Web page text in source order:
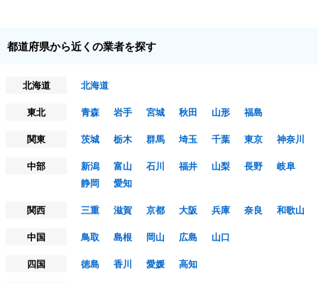
都道府県から近くの業者を探す
北海道
北海道
東北
青森 岩手 宮城 秋田 山形
福島
関東
茨城 栃木 群馬 埼玉 千葉 東京
神奈川
中部
新潟 富山 石川 福井 山梨 長野
岐阜
静岡
愛知
関西
三重 滋賀 京都 大阪 兵庫 奈良
和歌山
中国
鳥取 島根 岡山 広島
山口
四国
徳島 香川 愛媛
高知